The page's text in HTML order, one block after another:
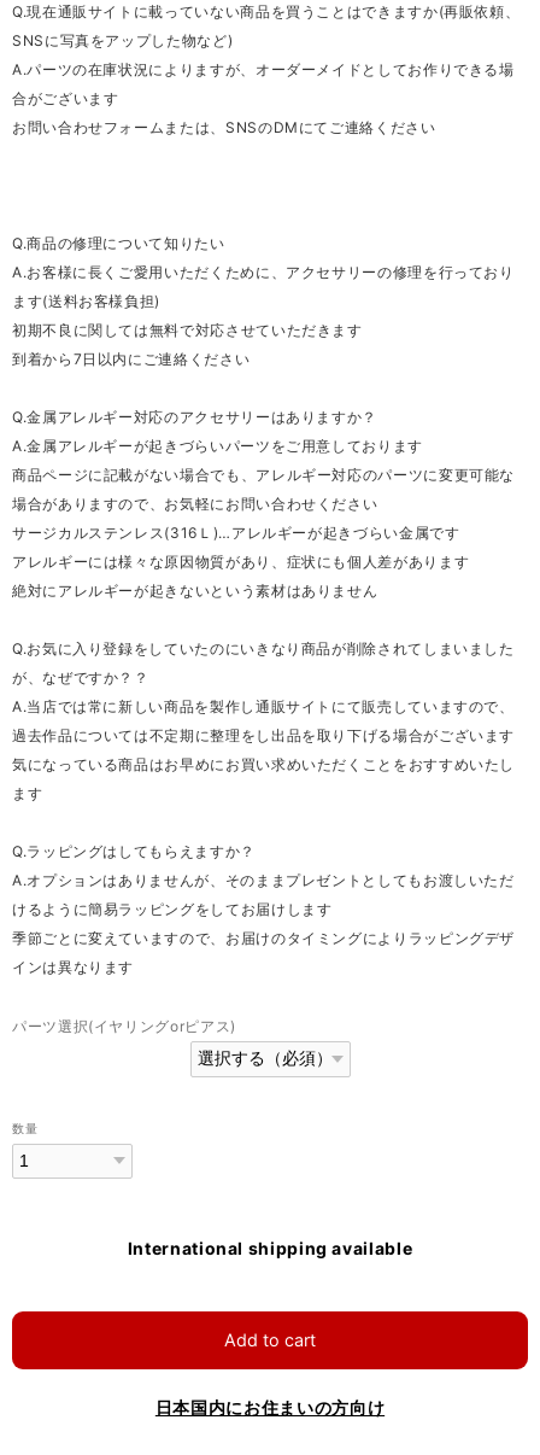
Q.現在通販サイトに載っていない商品を買うことはできますか(再販依頼、
SNSに写真をアップした物など)
A.パーツの在庫状況によりますが、オーダーメイドとしてお作りできる場
合がございます
お問い合わせフォームまたは、SNSのDMにてご連絡ください
Q.商品の修理について知りたい
A.お客様に長くご愛用いただくために、アクセサリーの修理を行っており
ます(送料お客様負担)
初期不良に関しては無料で対応させていただきます
到着から7日以内にご連絡ください
Q.金属アレルギー対応のアクセサリーはありますか？
A.金属アレルギーが起きづらいパーツをご用意しております
商品ページに記載がない場合でも、アレルギー対応のパーツに変更可能な
場合がありますので、お気軽にお問い合わせください
サージカルステンレス(316Ｌ)…アレルギーが起きづらい金属です
アレルギーには様々な原因物質があり、症状にも個人差があります
絶対にアレルギーが起きないという素材はありません
Q.お気に入り登録をしていたのにいきなり商品が削除されてしまいました
が、なぜですか？？
A.当店では常に新しい商品を製作し通販サイトにて販売していますので、
過去作品については不定期に整理をし出品を取り下げる場合がございます
気になっている商品はお早めにお買い求めいただくことをおすすめいたし
ます
Q.ラッピングはしてもらえますか？
A.オプションはありませんが、そのままプレゼントとしてもお渡しいただ
けるように簡易ラッピングをしてお届けします
季節ごとに変えていますので、お届けのタイミングによりラッピングデザ
インは異なります
パーツ選択(イヤリングorピアス)
数量
International shipping available
Add to cart
日本国内にお住まいの方向け